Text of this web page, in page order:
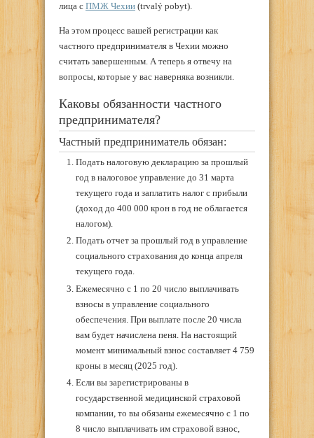
лица с ПМЖ Чехии (trvalý pobyt).
На этом процесс вашей регистрации как
частного предпринимателя в Чехии можно
считать завершенным. А теперь я отвечу на
вопросы, которые у вас наверняка возникли.
Каковы обязанности частного
предпринимателя?
Частный предприниматель обязан:
Подать налоговую декларацию за прошлый
год в налоговое управление до 31 марта
текущего года и заплатить налог с прибыли
(доход до 400 000 крон в год не облагается
налогом).
Подать отчет за прошлый год в управление
социального страхования до конца апреля
текущего года.
Ежемесячно с 1 по 20 число выплачивать
взносы в управление социального
обеспечения. При выплате после 20 числа
вам будет начислена пеня. На настоящий
момент минимальный взнос составляет 4 759
кроны в месяц (2025 год).
Если вы зарегистрированы в
государственной медицинской страховой
компании, то вы обязаны ежемесячно с 1 по
8 число выплачивать им страховой взнос,